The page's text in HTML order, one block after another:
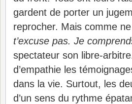
gardent de porter un
reprocher. Mais comme
t’excuse pas. Je
spectateur son libre-
d’empathie les
dans la vie. Surtout, les
d’un sens du rythme